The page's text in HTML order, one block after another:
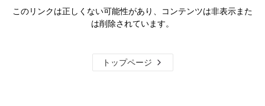
このリンクは正しくない可能性があり、コンテンツは非表示また
は削除されています。
トップページ